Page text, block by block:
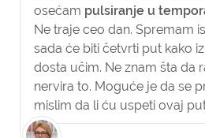
osećam pulsiranje u
Ne traje ceo dan. Spremam
sada će biti četvrti put kako
dosta učim. Ne znam šta da
nervira to. Moguće je da se
mislim da li ću uspeti ovaj